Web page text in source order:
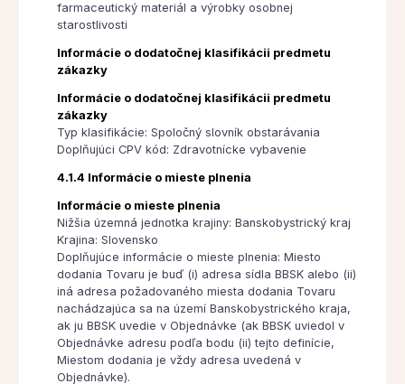
farmaceutický materiál a výrobky osobnej
starostlivosti
Informácie o dodatočnej klasifikácii predmetu
zákazky
Informácie o dodatočnej klasifikácii predmetu
zákazky
Typ klasifikácie: Spoločný slovník obstarávania
Doplňujúci CPV kód: Zdravotnícke vybavenie
4.1.4 Informácie o mieste plnenia
Informácie o mieste plnenia
Nižšia územná jednotka krajiny: Banskobystrický kraj
Krajina: Slovensko
Doplňujúce informácie o mieste plnenia: Miesto
dodania Tovaru je buď (i) adresa sídla BBSK alebo (ii)
iná adresa požadovaného miesta dodania Tovaru
nachádzajúca sa na území Banskobystrického kraja,
ak ju BBSK uvedie v Objednávke (ak BBSK uviedol v
Objednávke adresu podľa bodu (ii) tejto definície,
Miestom dodania je vždy adresa uvedená v
Objednávke).